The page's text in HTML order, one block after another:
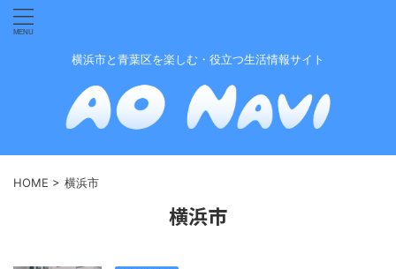
横浜市と青葉区を楽しむ・役立つ生活情報サイト
HOME > 横浜市
横浜市